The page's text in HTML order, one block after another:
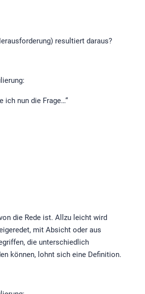
resultiert daraus?
ich nun die Frage…“
die Rede ist. Allzu leicht wird
mit Absicht oder aus
die unterschiedlich
können, lohnt sich eine Definition.